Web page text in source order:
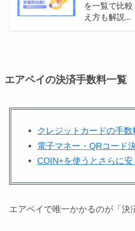
を一覧で比
え方も解説...
エアペイの決済手数料一覧
クレジットカードの手数
電子マネー・QRコード
COIN+を使うとさらに安
エアペイで唯一かかるのが「決